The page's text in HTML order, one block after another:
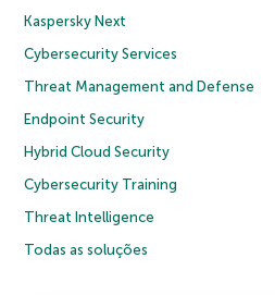
Kaspersky Next
Cybersecurity Services
Threat Management and Defense
Endpoint Security
Hybrid Cloud Security
Cybersecurity Training
Threat Intelligence
Todas as soluções